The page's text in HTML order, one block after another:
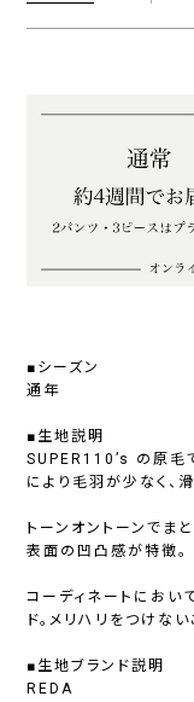
■シーズン
通年
■生地説明
SUPER110’s の原毛
により毛羽が少なく、
トーンオントーンでま
表面の凹凸感が特徴。
コーディネートにおい
ド。メリハリをつけな
■生地ブランド説明
REDA